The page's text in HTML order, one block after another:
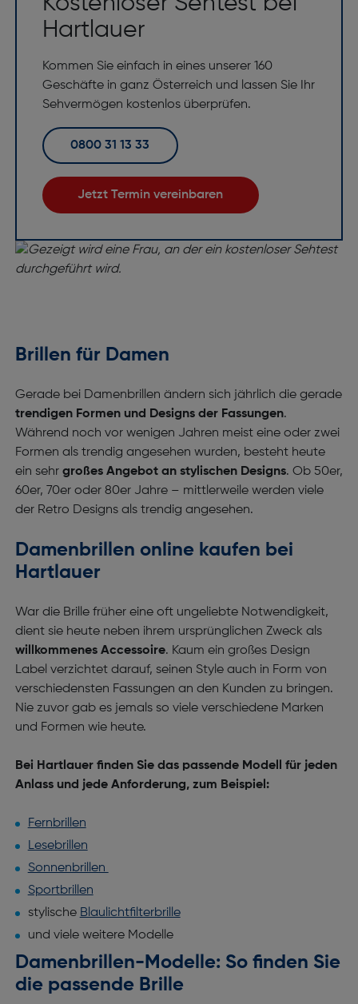
Hartlauer
Kommen Sie einfach in eines unserer 160
Geschäfte in ganz Österreich und lassen Sie Ihr
Sehvermögen kostenlos überprüfen.
0800 31 13 33
Jetzt Termin vereinbaren
Brillen für Damen
Gerade bei Damenbrillen ändern sich jährlich die gerade
trendigen Formen und Designs der Fassungen.
Während noch vor wenigen Jahren meist eine oder zwei
Formen als trendig angesehen wurden, besteht heute
ein sehr großes Angebot an stylischen Designs. Ob 50er,
60er, 70er oder 80er Jahre – mittlerweile werden viele
der Retro Designs als trendig angesehen.
Damenbrillen online kaufen bei
Hartlauer
War die Brille früher eine oft ungeliebte Notwendigkeit,
dient sie heute neben ihrem ursprünglichen Zweck als
willkommenes Accessoire. Kaum ein großes Design
Label verzichtet darauf, seinen Style auch in Form von
verschiedensten Fassungen an den Kunden zu bringen.
Nie zuvor gab es jemals so viele verschiedene Marken
und Formen wie heute.
Bei Hartlauer finden Sie das passende Modell für jeden
Anlass und jede Anforderung, zum Beispiel:
Fernbrillen
Lesebrillen
Sonnenbrillen
Sportbrillen
stylische Blaulichtfilterbrille
und viele weitere Modelle
Damenbrillen-Modelle: So finden Sie
die passende Brille